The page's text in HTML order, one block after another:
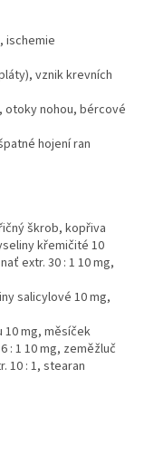
ischemie
vznik krevních
otoky nohou, bércové
hojení ran
škrob, kopřiva
křemičité 10
extr. 30 : 1 10 mg,
salicylové 10 mg,
10 mg, měsíček
: 1 10 mg, zeměžluč
10 : 1, stearan